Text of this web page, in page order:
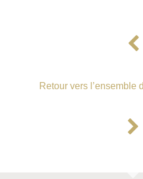
Retour vers l’ensemble